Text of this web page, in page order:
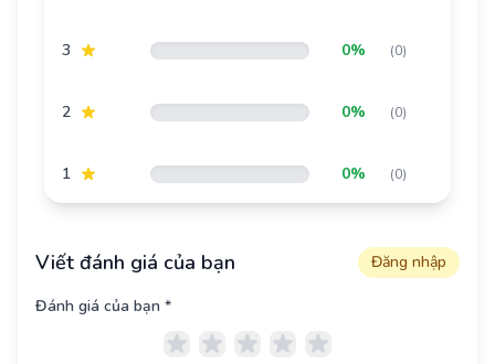
3 0% (0)
2 0% (0)
1 0% (0)
Viết đánh giá của bạn Đăng nhập
Đánh giá của bạn *